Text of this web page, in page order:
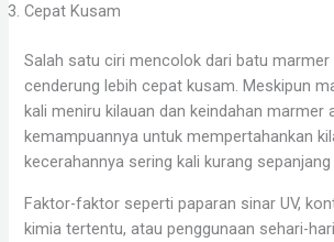
Cepat Kusam
Salah satu ciri mencolok dari batu marmer
cenderung lebih cepat kusam. Meskipun
kali meniru kilauan dan keindahan marmer
kemampuannya untuk mempertahankan
kecerahannya sering kali kurang
Faktor-faktor seperti paparan sinar UV,
kimia tertentu, atau penggunaan sehari-